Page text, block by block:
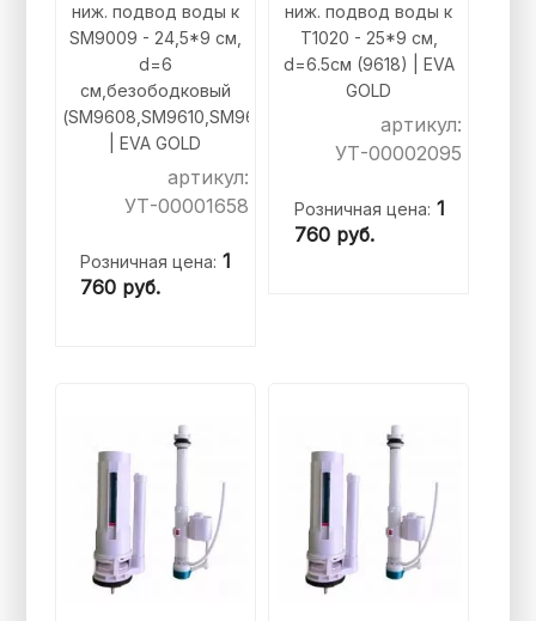
ниж. подвод воды к
SM9009 - 24,5*9 см,
d=6
см,безободковый
(SM9608,SM9610,SM9612)
| EVA GOLD
артикул:
УТ-00001658
Розничная цена: 1
760 руб.
ниж. подвод воды к
T1020 - 25*9 см,
d=6.5см (9618) | EVA
GOLD
артикул:
УТ-00002095
Розничная цена: 1
760 руб.